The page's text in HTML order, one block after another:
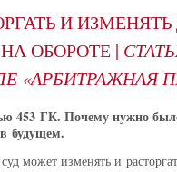
И
ОБОРОТЕ |
«АРБИТРАЖНАЯ
453 ГК. Почему нужно
будущем.
может изменять и